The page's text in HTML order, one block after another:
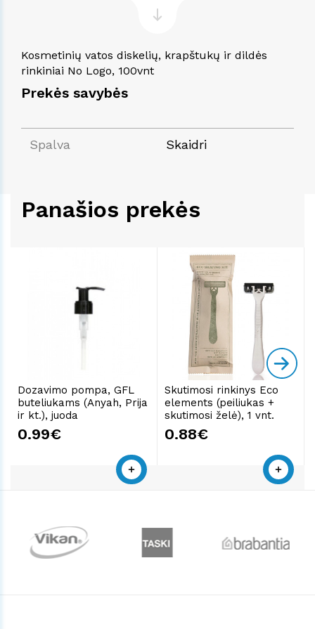
Prekės savybės
Spalva Skaidri
Kosmetinių vatos diskelių, krapštukų ir dildės
rinkiniai No Logo, 100vnt
Panašios prekės
Dozavimo pompa, GFL
buteliukams (Anyah, Prija
ir kt.), juoda
0.99€
Skutimosi rinkinys Eco
elements (peiliukas +
skutimosi želė), 1 vnt.
0.88€